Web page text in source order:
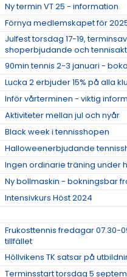
Ny termin VT 25 - information
Förnya medlemskapet för
Julfest torsdag 17-19,
shoperbjudande och
90min tennis 2-3 januari -
Lucka 2 erbjuder 15% på alla
Inför vårterminen - viktig
Aktiviteter mellan jul och nyår
Black week i tennisshopen
Halloweenerbjudande
Ingen ordinarie träning under
Ny bollmaskin - bokningsbar
Intensivkurs Höst 2024
Frukosttennis fredagar 07.30-
tillfället
Höllvikens TK satsar på
Terminsstart torsdag 5